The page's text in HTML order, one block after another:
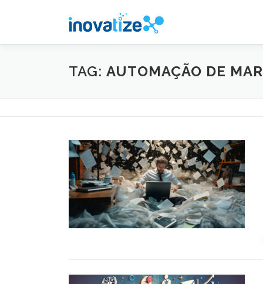
conteúdo
TAG: AUTOMAÇÃO DE